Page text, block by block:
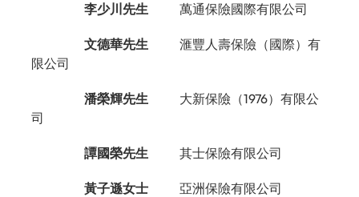
李少川先生
             萬通保險國際有限公司
文德華先生
             滙豐人壽保險（國際）有
限公司
潘榮輝先生
             大新保險（1976）有限公
司
譚國榮先生
             其士保險有限公司
黃子遜女士
             亞洲保險有限公司